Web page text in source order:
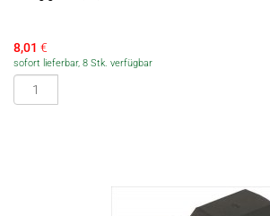
8,01 €
sofort lieferbar, 8 Stk. verfügbar